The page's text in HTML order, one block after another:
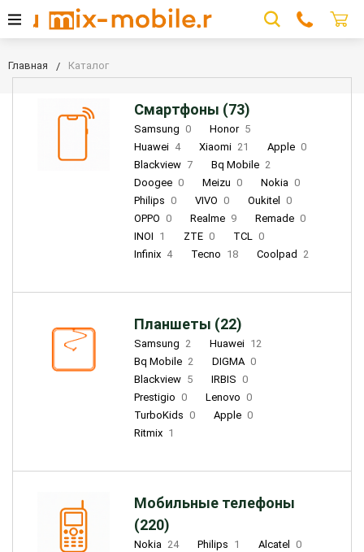
Главная Каталог
Смартфоны (73)
Samsung 0 Honor 5
Huawei 4 Xiaomi 21 Apple 0
Blackview 7 Bq Mobile 2
Doogee 0 Meizu 0 Nokia 0
Philips 0 VIVO 0 Oukitel
0
OPPO 0 Realme 9 Remade 0
INOI 1 ZTE 0 TCL 0
Infinix 4 Tecno 18 Coolpad 2
Планшеты (22)
Samsung 2 Huawei 12
Bq Mobile 2 DIGMA 0
Blackview 5 IRBIS 0
Prestigio 0 Lenovo 0
TurboKids 0 Apple 0
Ritmix 1
Мобильные телефоны
(220)
Nokia 24 Philips 1 Alcatel
0